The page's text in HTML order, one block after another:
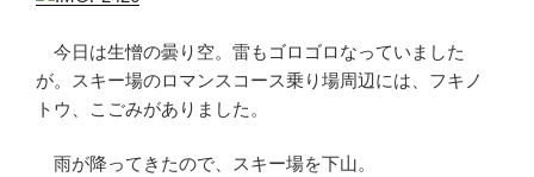
今日は生憎の曇り空。雷もゴロゴロなっていました
が。スキー場のロマンスコース乗り場周辺には、フキノ
トウ、こごみがありました。
雨が降ってきたので、スキー場を下山。